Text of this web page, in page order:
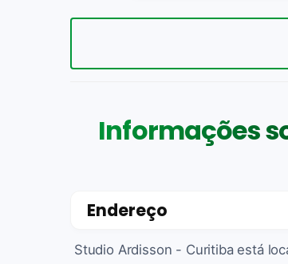
Informações
Endereço
Studio Ardisson - Curitiba está